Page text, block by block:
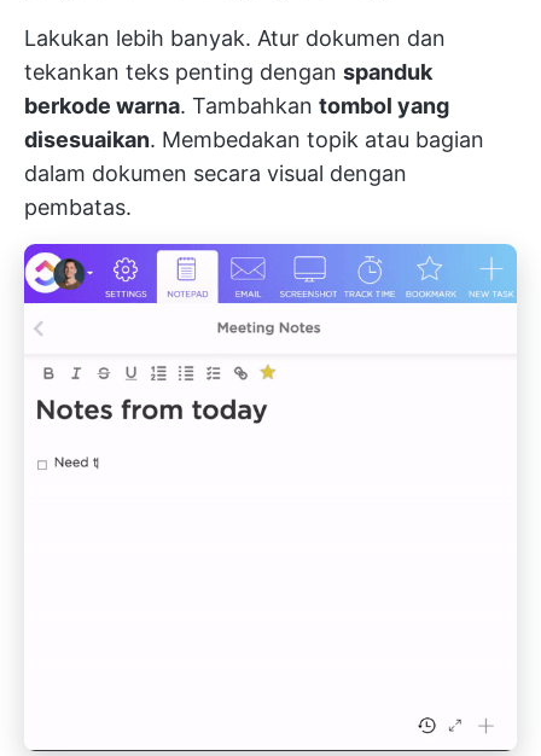
Lakukan lebih banyak. Atur dokumen dan
tekankan teks penting dengan spanduk
berkode warna. Tambahkan tombol yang
disesuaikan. Membedakan topik atau bagian
dalam dokumen secara visual dengan
pembatas.